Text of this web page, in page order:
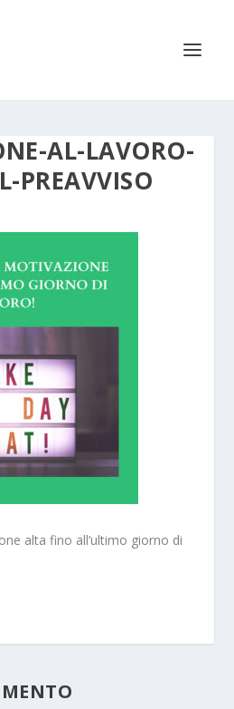
AL-LAVORO-
PREAVVISO
alta fino all’ultimo giorno di